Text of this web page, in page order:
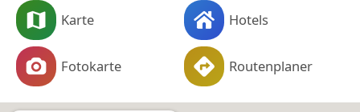
Karte Hotels
Fotokarte Routenplaner